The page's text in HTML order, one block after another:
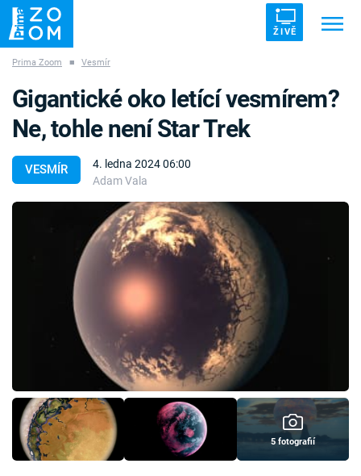
ŽIVĚ
ZÁHADY VETŘELCI DÁVNOVĚKU
Pořady
TV Program
Sledujte prima+
Přihlášení
Prima Zoom ■ Vesmír
VESMÍR
4. ledna 2024 06:00
Adam Vala
Gigantické oko letící vesmírem?
Ne, tohle není Star Trek
5 fotografií